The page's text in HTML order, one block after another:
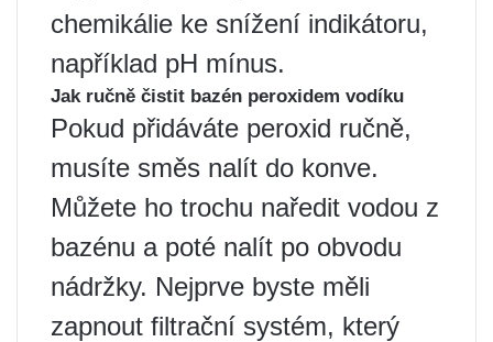
chemikálie ke snížení indikátoru,
například pH mínus.
Jak ručně čistit bazén peroxidem vodíku
Pokud přidáváte peroxid ručně,
musíte směs nalít do konve.
Můžete ho trochu naředit vodou z
bazénu a poté nalít po obvodu
nádržky. Nejprve byste měli
zapnout filtrační systém, který